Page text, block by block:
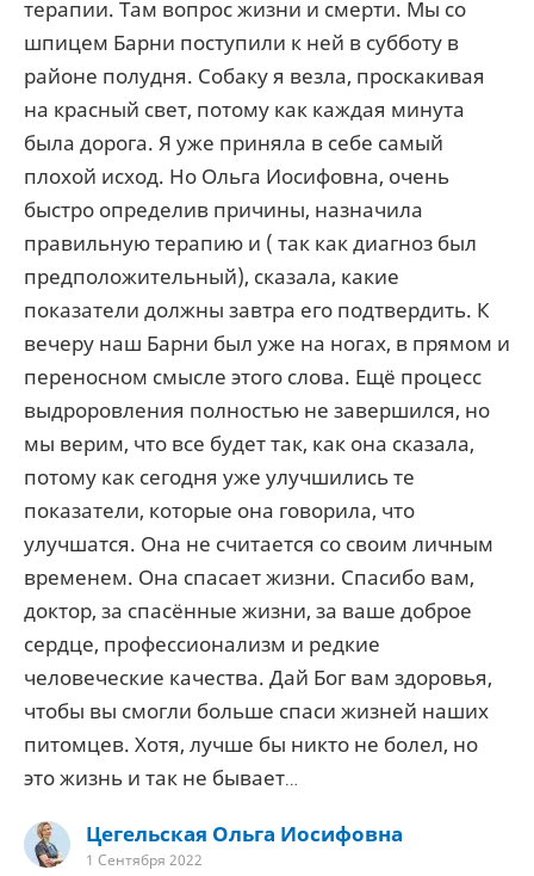
терапии. Там вопрос жизни и смерти. Мы со
шпицем Барни поступили к ней в субботу в
районе полудня. Собаку я везла, проскакивая
на красный свет, потому как каждая минута
была дорога. Я уже приняла в себе самый
плохой исход. Но Ольга Иосифовна, очень
быстро определив причины, назначила
правильную терапию и ( так как диагноз был
предположительный), сказала, какие
показатели должны завтра его подтвердить. К
вечеру наш Барни был уже на ногах, в прямом и
переносном смысле этого слова. Ещё процесс
выдроровления полностью не завершился, но
мы верим, что все будет так, как она сказала,
потому как сегодня уже улучшились те
показатели, которые она говорила, что
улучшатся. Она не считается со своим личным
временем. Она спасает жизни. Спасибо вам,
доктор, за спасённые жизни, за ваше доброе
сердце, профессионализм и редкие
человеческие качества. Дай Бог вам здоровья,
чтобы вы смогли больше спаси жизней наших
питомцев. Хотя, лучше бы никто не болел, но
это жизнь и так не бывает…
Цегельская Ольга Иосифовна
1 Сентября 2022